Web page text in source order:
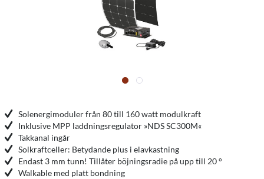
Solenergimoduler från 80 till 160 watt modulkraft
Inklusive MPP laddningsregulator »NDS SC300M«
Takkanal ingår
Solkraftceller: Betydande plus i elavkastning
Endast 3 mm tunn! Tillåter böjningsradie på upp till 20 °
Walkable med platt bondning